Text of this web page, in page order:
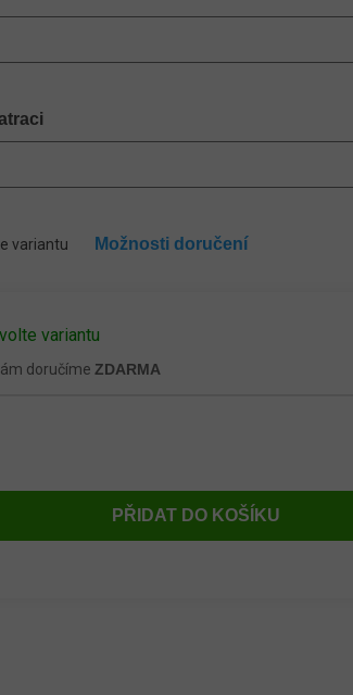
variantu
doručímeZDARMA
PŘIDAT DO KOŠÍKU
variantu Možnosti doručení